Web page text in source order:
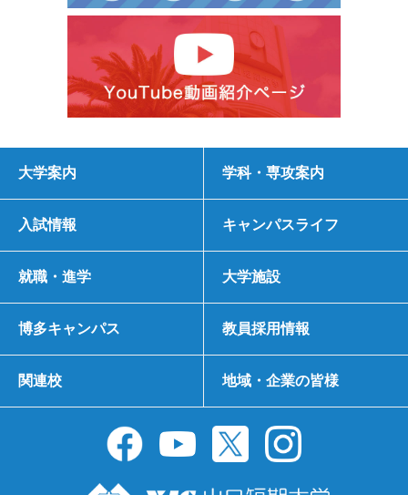
大学案内 学科・専攻案内
入試情報 キャンパスライフ
就職・進学 大学施設
博多キャンパス 教員採用情報
関連校 地域・企業の皆様